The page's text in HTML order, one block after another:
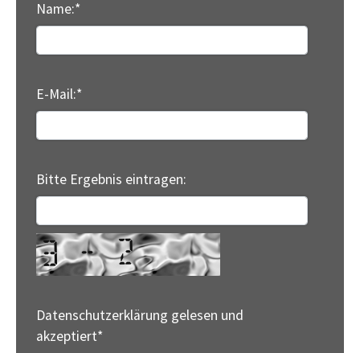
Name:*
E-Mail:*
Bitte Ergebnis eintragen:
Datenschutzerklärung gelesen und
akzeptiert*